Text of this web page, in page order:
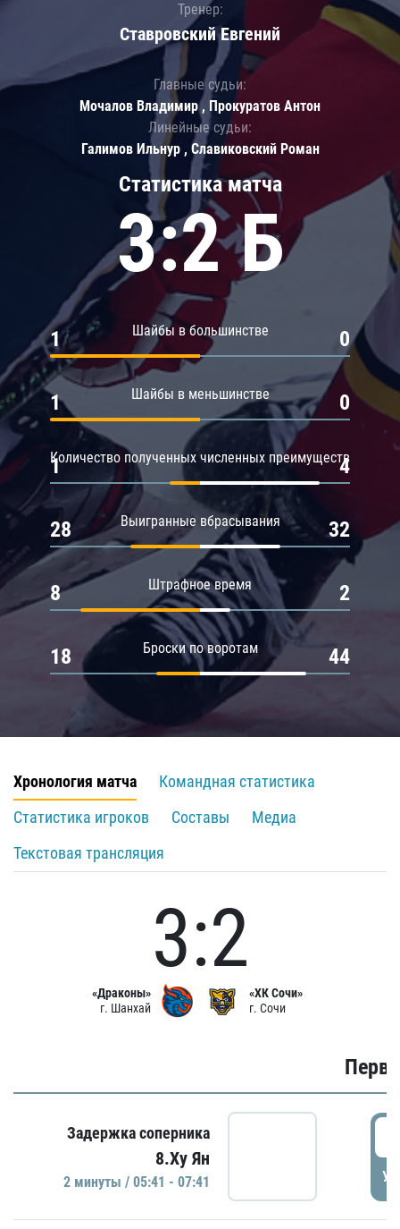
Статистика матча
3:2 Б
Шайбы в большинстве
1 0
Шайбы в меньшинстве
1 0
Количество полученных численных преимуществ
1 4
Выигранные вбрасывания
28 32
Штрафное время
8 2
Броски по воротам
18 44
Тренер:
Ставровский Евгений
Главные судьи:
Мочалов Владимир , Прокуратов Антон
Линейные судьи:
Галимов Ильнур , Славиковский Роман
Хронология матча
Командная статистика
Статистика игроков
Составы
Медиа
Текстовая трансляция
«Драконы»
г. Шанхай
3:2
«ХК Сочи»
г. Сочи
Задержка соперника
8.Ху Ян
2 минуты / 05:41 - 07:41